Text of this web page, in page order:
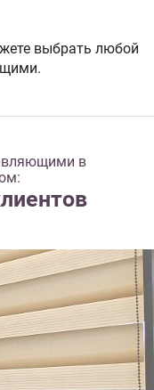
выбрать любой
в